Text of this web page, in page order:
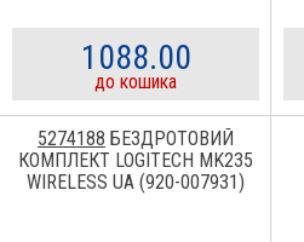
1088.00
до кошика
5274188 БЕЗДРОТОВИЙ
КОМПЛЕКТ LOGITECH MK235
WIRELESS UA (920-007931)